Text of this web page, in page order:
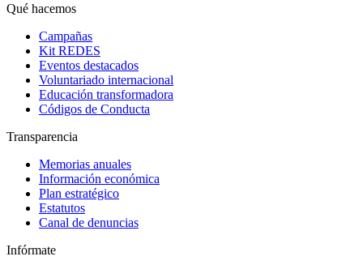
Qué hacemos
Campañas
Kit REDES
Eventos destacados
Voluntariado internacional
Educación transformadora
Códigos de Conducta
Transparencia
Memorias anuales
Información económica
Plan estratégico
Estatutos
Canal de denuncias
Infórmate